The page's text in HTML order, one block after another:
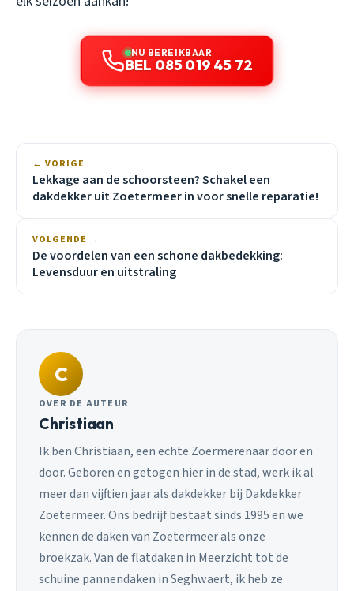
NU BEREIKBAAR
BEL 085 019 45 72
← VORIGE
Lekkage aan de schoorsteen? Schakel een
dakdekker uit Zoetermeer in voor snelle reparatie!
VOLGENDE →
De voordelen van een schone dakbedekking:
Levensduur en uitstraling
C
OVER DE AUTEUR
Christiaan
Ik ben Christiaan, een echte Zoermerenaar door en
door. Geboren en getogen hier in de stad, werk ik al
meer dan vijftien jaar als dakdekker bij Dakdekker
Zoetermeer. Ons bedrijf bestaat sinds 1995 en we
kennen de daken van Zoetermeer als onze
broekzak. Van de flatdaken in Meerzicht tot de
schuine pannendaken in Seghwaert, ik heb ze